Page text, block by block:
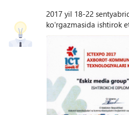
2017 yil 18-22
koʻrgazmasida ishtirok